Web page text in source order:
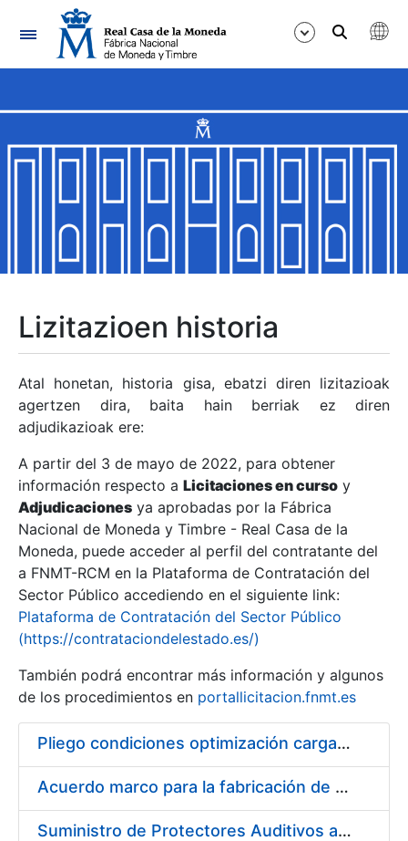
Nabigazioa
Erakutsi/Ezkutatu
Erakutsi/Ezkutatu
Erakutsi/Ezkutatu
Erakutsi/Ezkutatu
Erakutsi/Ezkutatu
Erakutsi/Ezkutatu
Erakutsi/Ezkutatu
Erakutsi/Ezkutatu
Lizitazioen historia
Atal honetan, historia gisa, ebatzi diren lizitazioak
agertzen dira, baita hain berriak ez diren
adjudikazioak ere:
A partir del 3 de mayo de 2022, para obtener
información respecto a Licitaciones en curso y
Adjudicaciones ya aprobadas por la Fábrica
Nacional de Moneda y Timbre - Real Casa de la
Moneda, puede acceder al perfil del contratante del
a FNMT-RCM en la Plataforma de Contratación del
Sector Público accediendo en el siguiente link:
Plataforma de Contratación del Sector Público
(https://contrataciondelestado.es/)
También podrá encontrar más información y algunos
de los procedimientos en portallicitacion.fnmt.es
Pliego condiciones optimización cargas compras firmado
Acuerdo marco para la fabricación de piezas
Suministro de Protectores Auditivos a medida para las personas trabajadoras de los Centros de Trabajo de Madrid y Burgos